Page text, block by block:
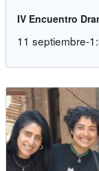
IV Encuentro
11 septiembre-